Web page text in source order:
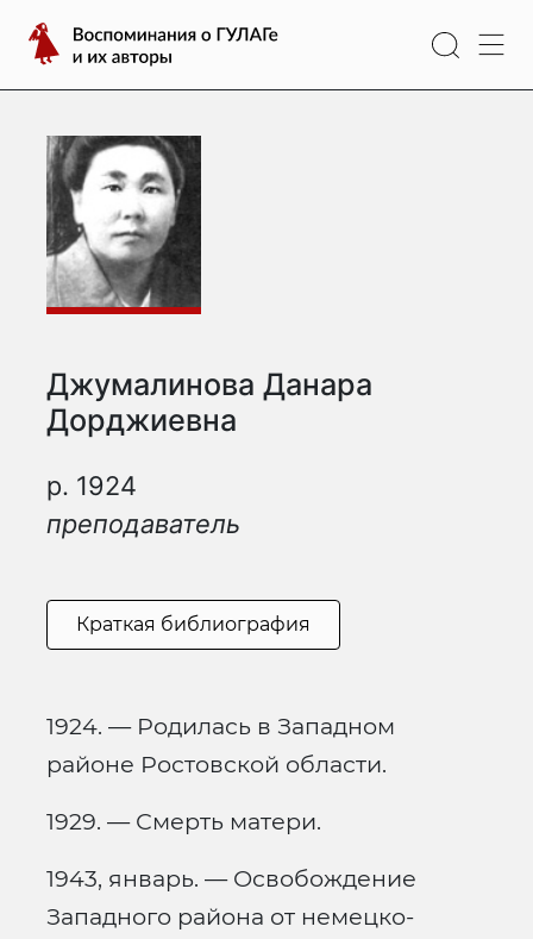
содержимому
Воспоминания
о
ГУЛАГе
их
авторы
Джумалинова Данара
Дорджиевна
р. 1924
преподаватель
Краткая библиография
1924. — Родилась в Западном
районе Ростовской области.
1929. — Смерть матери.
1943, январь. — Освобождение
Западного района от немецко-